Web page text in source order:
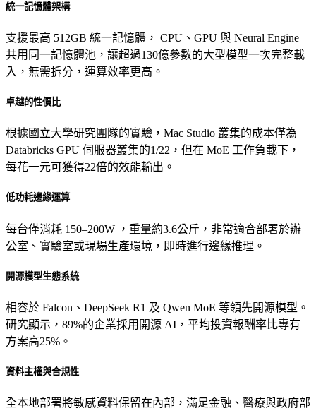
統一記憶體架構
支援最高 512GB 統一記憶體， CPU、GPU 與 Neural Engine
共用同一記憶體池，讓超過130億參數的大型模型一次完整載
入，無需拆分，運算效率更高。
卓越的性價比
根據國立大學研究團隊的實驗，Mac Studio 叢集的成本僅為
Databricks GPU 伺服器叢集的1/22，但在 MoE 工作負載下，
每花一元可獲得22倍的效能輸出。
低功耗邊緣運算
每台僅消耗 150–200W ，重量約3.6公斤，非常適合部署於辦
公室、實驗室或現場生產環境，即時進行邊緣推理。
開源模型生態系統
相容於 Falcon、DeepSeek R1 及 Qwen MoE 等領先開源模型。
研究顯示，89%的企業採用開源 AI，平均投資報酬率比專有
方案高25%。
資料主權與合規性
全本地部署將敏感資料保留在內部，滿足金融、醫療與政府部